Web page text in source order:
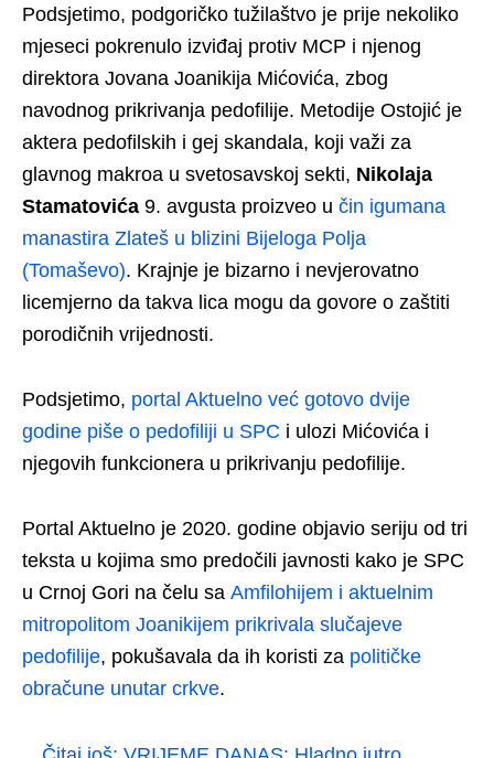
Podsjetimo, podgoričko tužilaštvo je prije nekoliko
mjeseci pokrenulo izviđaj protiv MCP i njenog
direktora Jovana Joanikija Mićovića, zbog
navodnog prikrivanja pedofilije. Metodije Ostojić je
aktera pedofilskih i gej skandala, koji važi za
glavnog makroa u svetosavskoj sekti, Nikolaja
Stamatovića 9. avgusta proizveo u čin igumana
manastira Zlateš u blizini Bijeloga Polja
(Tomaševo). Krajnje je bizarno i nevjerovatno
licemjerno da takva lica mogu da govore o zaštiti
porodičnih vrijednosti.
Podsjetimo, portal Aktuelno već gotovo dvije
godine piše o pedofiliji u SPC i ulozi Mićovića i
njegovih funkcionera u prikrivanju pedofilije.
Portal Aktuelno je 2020. godine objavio seriju od tri
teksta u kojima smo predočili javnosti kako je SPC
u Crnoj Gori na čelu sa Amfilohijem i aktuelnim
mitropolitom Joanikijem prikrivala slučajeve
pedofilije, pokušavala da ih koristi za političke
obračune unutar crkve.